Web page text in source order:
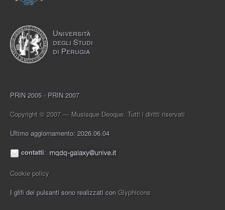
Università
degli Studi
di Perugia
PRIN 2005 - PRIN 2007
Copyright © 2007 — Musisque Deoque. Tutti i diritti riservati
Ultimo aggiornamento: 2026.06.04
contatti:
Cookie policy
I glifi dei pulsanti sono realizzati con Glyphicons